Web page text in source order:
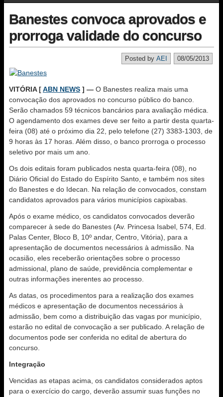
Banestes convoca aprovados e
prorroga validade do concurso
08/05/2013
Posted by AEI
VITÓRIA [ABN NEWS ] — O Banestes realiza mais uma
convocação dos aprovados no concurso público do banco.
Serão chamados 59 técnicos bancários para avaliação médica.
O agendamento dos exames deve ser feito a partir desta quarta-
feira (08) até o próximo dia 22, pelo telefone (27) 3383-1303, de
9 horas às 17 horas. Além disso, o banco prorroga o processo
seletivo por mais um ano.
Os dois editais foram publicados nesta quarta-feira (08), no
Diário Oficial do Estado do Espírito Santo, e também nos sites
do Banestes e do Idecan. Na relação de convocados, constam
candidatos aprovados para vários municípios capixabas.
Após o exame médico, os candidatos convocados deverão
comparecer à sede do Banestes (Av. Princesa Isabel, 574, Ed.
Palas Center, Bloco B, 10º andar, Centro, Vitória), para a
apresentação de documentos necessários à admissão. Na
ocasião, eles receberão orientações sobre o processo
admissional, plano de saúde, previdência complementar e
outras informações inerentes ao processo.
As datas, os procedimentos para a realização dos exames
médicos e apresentação de documentos necessários à
admissão, bem como a distribuição das vagas por município,
estarão no edital de convocação a ser publicado. A relação de
documentos pode ser conferida no edital de abertura do
concurso.
Integração
Vencidas as etapas acima, os candidatos considerados aptos
para o exercício do cargo, deverão assumir suas funções no